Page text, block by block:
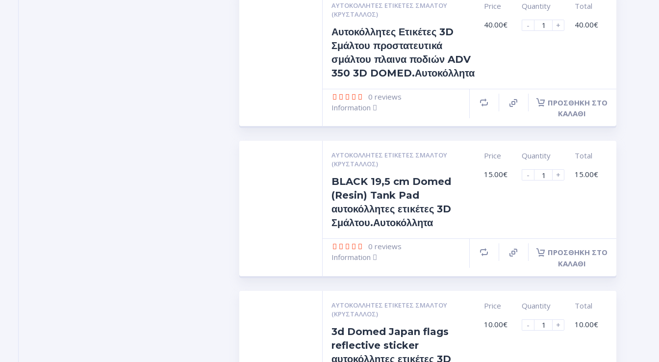
ΑΥΤΟΚΌΛΛΗΤΕΣ ΕΤΙΚΈΤΕΣ ΣΜΆΛΤΟΥ
(ΚΡΥΣΤΑΛΛΟΣ)
Αυτοκόλλητες Ετικέτες 3D
Σμάλτου προστατευτικά
σμάλτου πλαινα ποδιών ADV
350 3D DOMED.Αυτοκόλλητα
Price
40.00€
Quantity
-
+
Total
40.00€
0 reviews
Information
ΠΡΟΣΘΉΚΗ ΣΤΟ
ΚΑΛΆΘΙ
ΑΥΤΟΚΌΛΛΗΤΕΣ ΕΤΙΚΈΤΕΣ ΣΜΆΛΤΟΥ
(ΚΡΥΣΤΑΛΛΟΣ)
BLACK 19,5 cm Domed
(Resin) Tank Pad
αυτοκόλλητες ετικέτες 3D
Σμάλτου.Αυτοκόλλητα
Price
15.00€
Quantity
-
+
Total
15.00€
0 reviews
Information
ΠΡΟΣΘΉΚΗ ΣΤΟ
ΚΑΛΆΘΙ
ΑΥΤΟΚΌΛΛΗΤΕΣ ΕΤΙΚΈΤΕΣ ΣΜΆΛΤΟΥ
(ΚΡΥΣΤΑΛΛΟΣ)
3d Domed Japan flags
reflective sticker
αυτοκόλλητες ετικέτες 3D
Price
10.00€
Quantity
-
+
Total
10.00€